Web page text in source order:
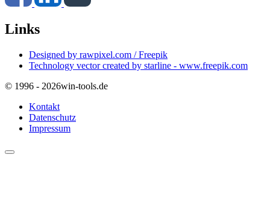
Links
Designed by rawpixel.com / Freepik
Technology vector created by starline - www.freepik.com
© 1996 - 2026win-tools.de
Kontakt
Datenschutz
Impressum